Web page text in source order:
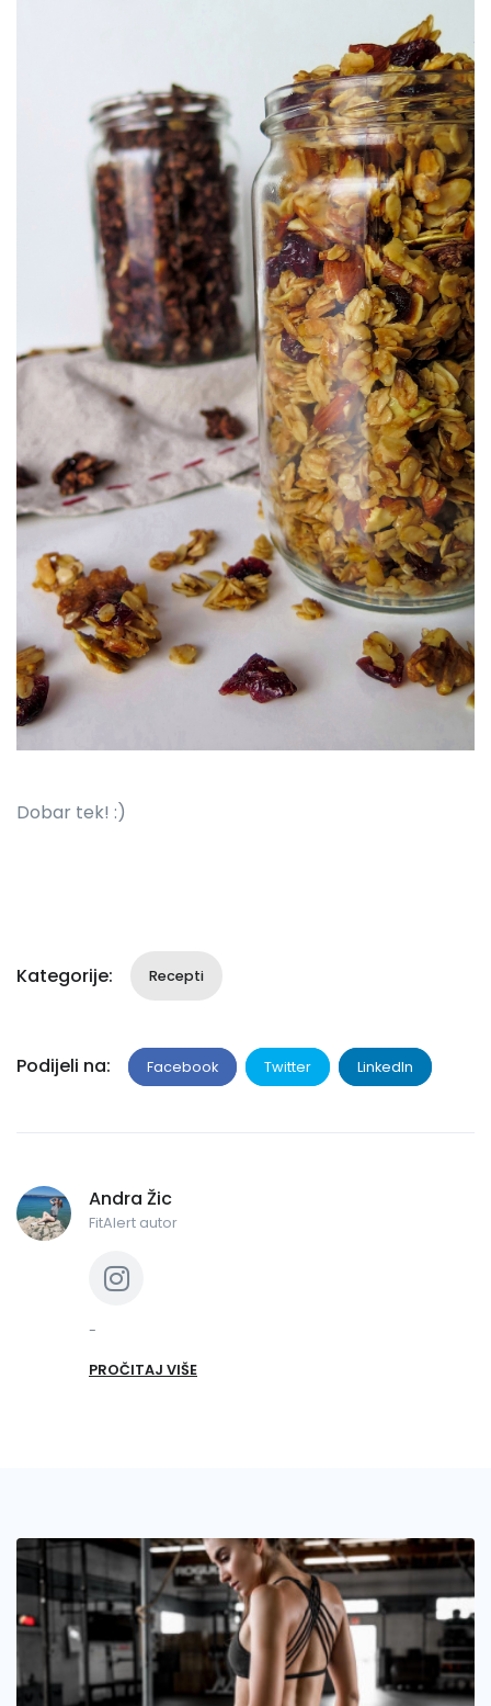
Dobar tek! :)
Kategorije: Recepti
Podijeli na: Facebook Twitter LinkedIn
Andra Žic
FitAlert autor
-
PROČITAJ VIŠE